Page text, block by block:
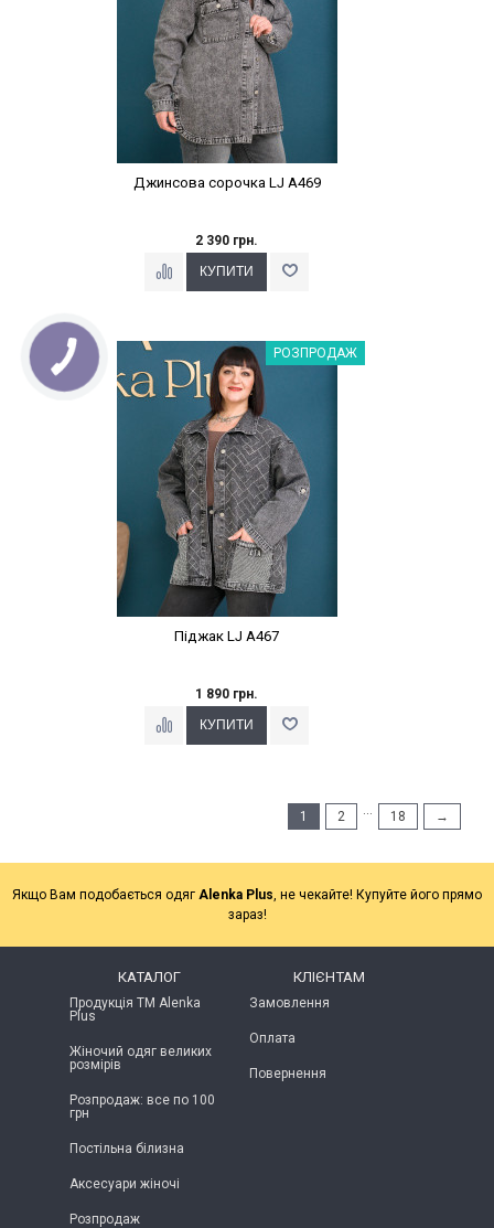
Джинсова сорочка LJ A469
2 390 грн.
Наклейки Варіант з %РОЗПРОДАЖ
Піджак LJ A467
1 890 грн.
1 2 18 →
Якщо Вам подобається одяг Alenka Plus , не чекайте! Купуйте його прямо
зараз!
КАТАЛОГ
Продукція ТМ Alenka
Plus
Жіночий одяг великих
розмірів
Розпродаж: все по 100
грн
Постільна білизна
Аксесуари жіночі
Розпродаж
КЛІЄНТАМ
Замовлення
Оплата
Повернення